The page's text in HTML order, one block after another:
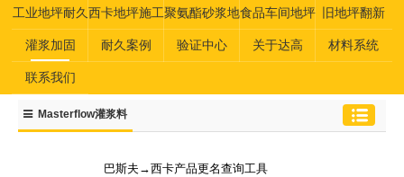
工业地坪耐久
性资产管理
西卡地坪施工聚氨酯砂浆地
坪
食品车间地坪 旧地坪翻新
灌浆加固 耐久案例 验证中心 关于达高 材料系统
联系我们
Masterflow灌浆料
巴斯夫→西卡产品更名查询工具